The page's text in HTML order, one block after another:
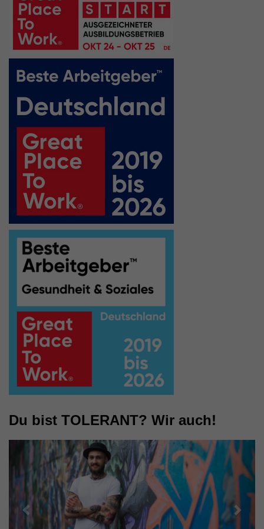
Du bist TOLERANT? Wir auch!
Zurück
Externe Inhalte
Wir verwenden auf unserer Website externe Inhalte, um
Ihnen zusätzliche Informationen anzubieten.